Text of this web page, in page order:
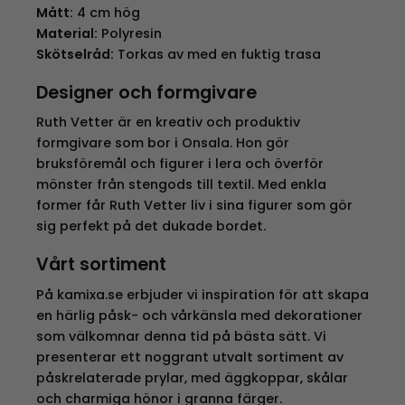
Mått: 4 cm hög
Material: Polyresin
Skötselråd: Torkas av med en fuktig trasa
Designer och formgivare
Ruth Vetter är en kreativ och produktiv
formgivare som bor i Onsala. Hon gör
bruksföremål och figurer i lera och överför
mönster från stengods till textil. Med enkla
former får Ruth Vetter liv i sina figurer som gör
sig perfekt på det dukade bordet.
Vårt sortiment
På kamixa.se erbjuder vi inspiration för att skapa
en härlig påsk- och vårkänsla med dekorationer
som välkomnar denna tid på bästa sätt. Vi
presenterar ett noggrant utvalt sortiment av
påskrelaterade prylar, med äggkoppar, skålar
och charmiga hönor i granna färger.